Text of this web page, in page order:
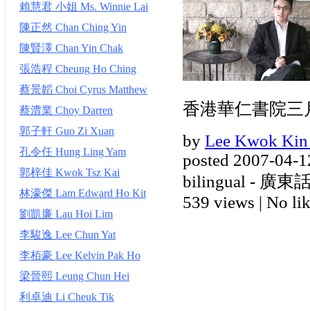
香港華仁書院三
by Lee Kwok
posted 2007-04-
bilingual - 廣東
539 views | No
賴慧君 小姐 Ms. Winnie Lai
陳正然 Chan Ching Yin
陳賢澤 Chan Yin Chak
張浩程 Cheung Ho Ching
蔡景韜 Choi Cyrus Matthew
蔡澧業 Choy Darren
郭子軒 Guo Zi Xuan
孔令任 Hung Ling Yam
郭梓佳 Kwok Tsz Kai
林濠傑 Lam Edward Ho Kit
劉凱廉 Lau Hoi Lim
李駿逸 Lee Chun Yat
李栢豪 Lee Kelvin Pak Ho
梁晉熙 Leung Chun Hei
利卓迪 Li Cheuk Tik